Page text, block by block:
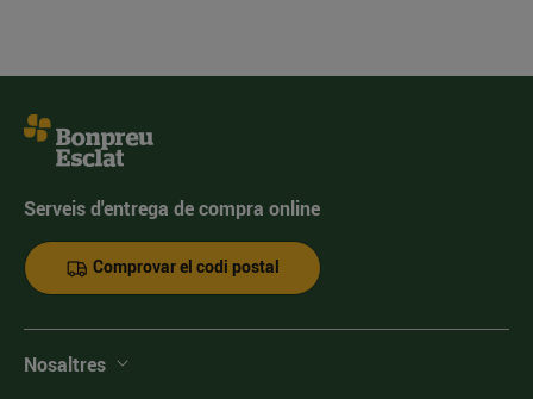
Serveis d'entrega de compra online
Comprovar el codi postal
Nosaltres